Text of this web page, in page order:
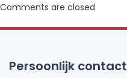
Comments are closed
Persoonlijk contact